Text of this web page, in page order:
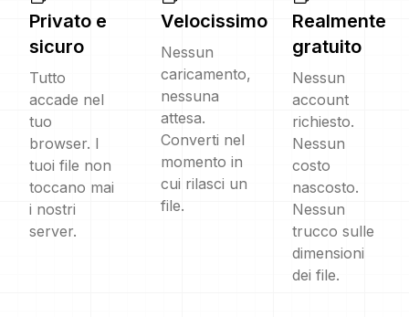
Privato e
sicuro
Tutto
accade nel
tuo
browser. I
tuoi file non
toccano mai
i nostri
server.
Velocissimo
Nessun
caricamento,
nessuna
attesa.
Converti nel
momento in
cui rilasci un
file.
Realmente
gratuito
Nessun
account
richiesto.
Nessun
costo
nascosto.
Nessun
trucco sulle
dimensioni
dei file.